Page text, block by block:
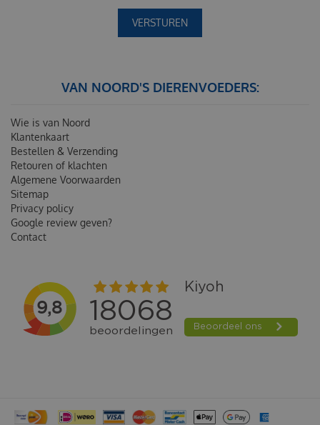
VAN NOORD'S DIERENVOEDERS:
Wie is van Noord
Klantenkaart
Bestellen & Verzending
Retouren of klachten
Algemene Voorwaarden
Sitemap
Privacy policy
Google review geven?
Contact